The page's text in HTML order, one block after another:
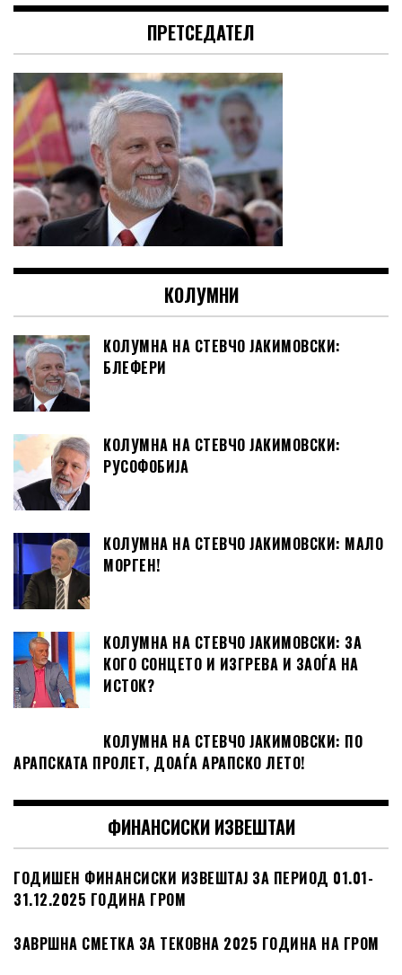
ПРЕТСЕДАТЕЛ
КОЛУМНИ
КОЛУМНА НА СТЕВЧО ЈАКИМОВСКИ:
БЛЕФЕРИ
КОЛУМНА НА СТЕВЧО ЈАКИМОВСКИ:
РУСОФОБИЈА
КОЛУМНА НА СТЕВЧО ЈАКИМОВСКИ: МАЛО
МОРГЕН!
КОЛУМНА НА СТЕВЧО ЈАКИМОВСКИ: ЗА
КОГО СОНЦЕТО И ИЗГРЕВА И ЗАОЃА НА
ИСТОК?
КОЛУМНА НА СТЕВЧО ЈАКИМОВСКИ: ПО
АРАПСКАТА ПРОЛЕТ, ДОАЃА АРАПСКО ЛЕТО!
ФИНАНСИСКИ ИЗВЕШТАИ
ГОДИШЕН ФИНАНСИСКИ ИЗВЕШТАЈ ЗА ПЕРИОД 01.01-
31.12.2025 ГОДИНА ГРОМ
ЗАВРШНА СМЕТКА ЗА ТЕКОВНА 2025 ГОДИНА НА ГРОМ